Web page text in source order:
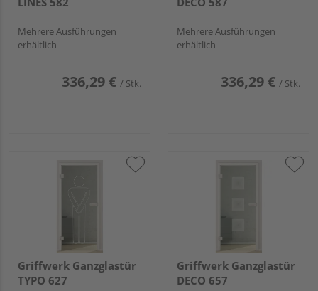
Mehrere Ausführungen
erhältlich
336,29 € / Stk.
Mehrere Ausführungen
erhältlich
336,29 € / Stk.
Griffwerk Ganzglastür
TYPO 627
Griffwerk Ganzglastür
DECO 657